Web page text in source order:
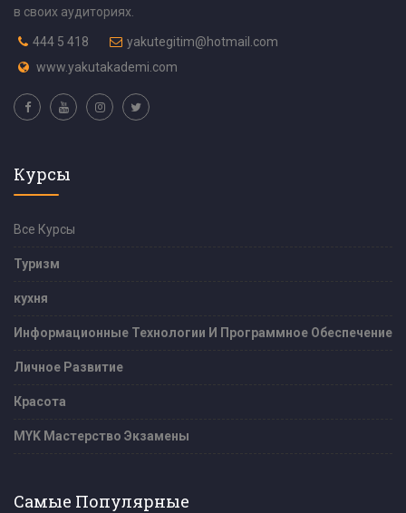
в своих аудиториях.
444 5 418
yakutegitim@hotmail.com
www.yakutakademi.com
Курсы
Все Курсы
Туризм
кухня
Информационные Технологии И Программное Обеспечение
Личное Развитие
Красота
MYK Мастерство Экзамены
Самые Популярные